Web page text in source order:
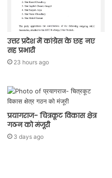
उत्तर प्रदेश में कांग्रेस के छह नए
सह प्रभारी
23 hours ago
प्रयागराज- चित्रकूट विकास क्षेत्र
गठन को मंजूरी
3 days ago